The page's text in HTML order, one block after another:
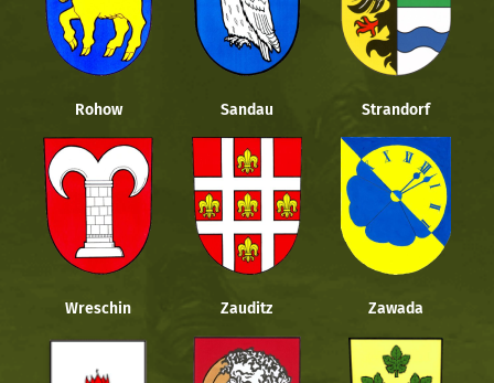
Rohow Sandau Strandorf
Wreschin Zauditz Zawada